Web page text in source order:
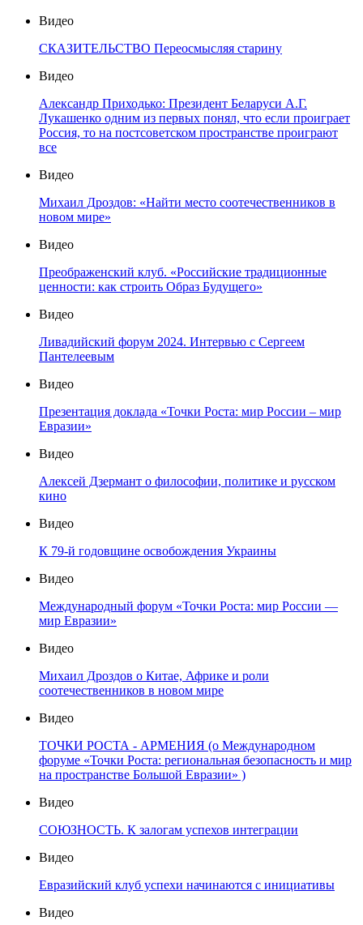
Видео
СКАЗИТЕЛЬСТВО Переосмысляя старину
Видео
Александр Приходько: Президент Беларуси А.Г.
Лукашенко одним из первых понял, что если проиграет
Россия, то на постсоветском пространстве проиграют
все
Видео
Михаил Дроздов: «Найти место соотечественников в
новом мире»
Видео
Преображенский клуб. «Российские традиционные
ценности: как строить Образ Будущего»
Видео
Ливадийский форум 2024. Интервью с Сергеем
Пантелеевым
Видео
Презентация доклада «Точки Роста: мир России – мир
Евразии»
Видео
Алексей Дзермант о философии, политике и русском
кино
Видео
К 79-й годовщине освобождения Украины
Видео
Международный форум «Точки Роста: мир России —
мир Евразии»
Видео
Михаил Дроздов о Китае, Африке и роли
соотечественников в новом мире
Видео
ТОЧКИ РОСТА - АРМЕНИЯ (о Международном
форуме «Точки Роста: региональная безопасность и мир
на пространстве Большой Евразии» )
Видео
СОЮЗНОСТЬ. К залогам успехов интеграции
Видео
Евразийский клуб успехи начинаются с инициативы
Видео